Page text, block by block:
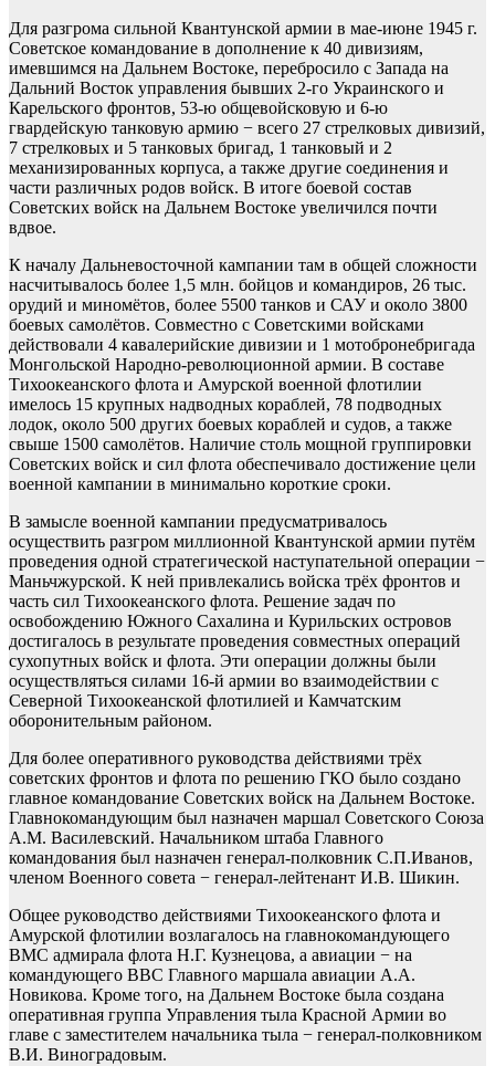
Для разгрома сильной Квантунской армии в мае-июне 1945 г.
Советское командование в дополнение к 40 дивизиям,
имевшимся на Дальнем Востоке, перебросило с Запада на
Дальний Восток управления бывших 2-го Украинского и
Карельского фронтов, 53-ю общевойсковую и 6-ю
гвардейскую танковую армию − всего 27 стрелковых дивизий,
7 стрелковых и 5 танковых бригад, 1 танковый и 2
механизированных корпуса, а также другие соединения и
части различных родов войск. В итоге боевой состав
Советских войск на Дальнем Востоке увеличился почти
вдвое.
К началу Дальневосточной кампании там в общей сложности
насчитывалось более 1,5 млн. бойцов и командиров, 26 тыс.
орудий и миномётов, более 5500 танков и САУ и около 3800
боевых самолётов. Совместно с Советскими войсками
действовали 4 кавалерийские дивизии и 1 мотобронебригада
Монгольской Народно-революционной армии. В составе
Тихоокеанского флота и Амурской военной флотилии
имелось 15 крупных надводных кораблей, 78 подводных
лодок, около 500 других боевых кораблей и судов, а также
свыше 1500 самолётов. Наличие столь мощной группировки
Советских войск и сил флота обеспечивало достижение цели
военной кампании в минимально короткие сроки.
В замысле военной кампании предусматривалось
осуществить разгром миллионной Квантунской армии путём
проведения одной стратегической наступательной операции −
Маньчжурской. К ней привлекались войска трёх фронтов и
часть сил Тихоокеанского флота. Решение задач по
освобождению Южного Сахалина и Курильских островов
достигалось в результате проведения совместных операций
сухопутных войск и флота. Эти операции должны были
осуществляться силами 16-й армии во взаимодействии с
Северной Тихоокеанской флотилией и Камчатским
оборонительным районом.
Для более оперативного руководства действиями трёх
советских фронтов и флота по решению ГКО было создано
главное командование Советских войск на Дальнем Востоке.
Главнокомандующим был назначен маршал Советского Союза
А.М. Василевский. Начальником штаба Главного
командования был назначен генерал-полковник С.П.Иванов,
членом Военного совета − генерал-лейтенант И.В. Шикин.
Общее руководство действиями Тихоокеанского флота и
Амурской флотилии возлагалось на главнокомандующего
ВМС адмирала флота Н.Г. Кузнецова, а авиации − на
командующего ВВС Главного маршала авиации А.А.
Новикова. Кроме того, на Дальнем Востоке была создана
оперативная группа Управления тыла Красной Армии во
главе с заместителем начальника тыла − генерал-полковником
В.И. Виноградовым.